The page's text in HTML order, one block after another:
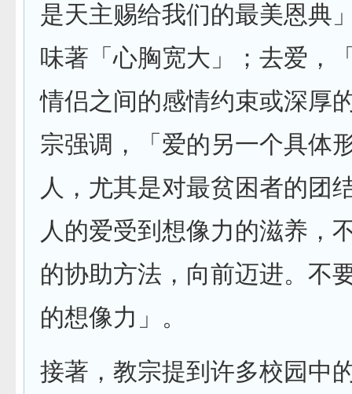
是天主赐给我们的最美恩典
味著「心胸宽大」；去爱，
情侣之间的感情约束或深厚
宗强调，「爱的另一个具体
人，尤其是对最贫困者的团
人的爱受到想像力的滋养，
的协助方法，向前迈进。不
的想像力」。
接著，教宗提到许多校园中